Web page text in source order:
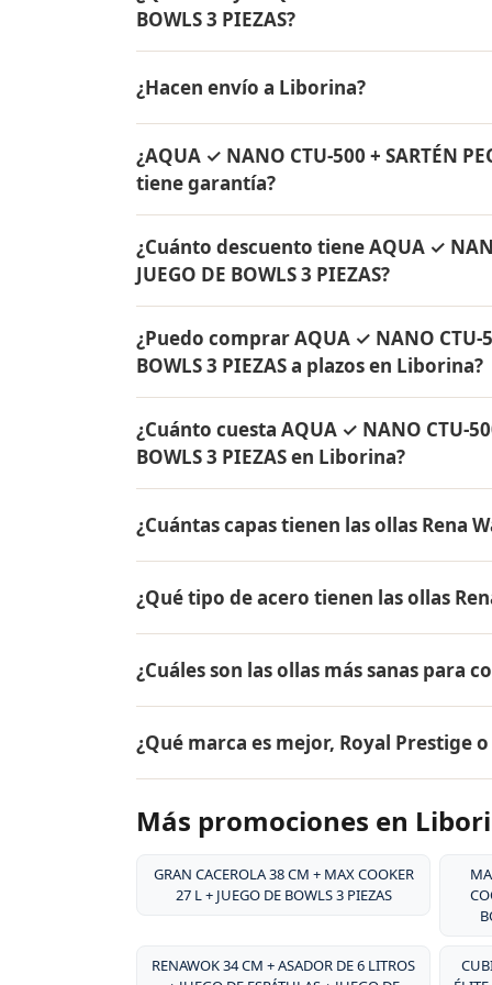
BOWLS 3 PIEZAS?
de agua Rena Ware + Bowls Rena Ware +
originales Rena Ware con garantía de por
¿Hacen envío a Liborina?
BOWLS 3 PIEZAS a Liborina, Antioquia y
¿AQUA ✓ NANO CTU-500 + SARTÉN
tiene garantía?
JUEGO DE BOWLS 3 PIEZAS tienen
originales Rena Ware fabricados en acero
¿Cuánto descuento tiene AQUA ✓
JUEGO DE BOWLS 3 PIEZAS?
de descuento. Contáctame por
Colombia.
¿Puedo comprar AQUA ✓ NANO CTU-
BOWLS 3 PIEZAS a plazos en Liborina?
PIEZAS con solo el 10% de inicial y pagar
todo Colombia.
¿Cuánto cuesta AQUA ✓ NANO CTU-
BOWLS 3 PIEZAS en Liborina?
el mismo en todo Colombia. Contáctame
Liborina.
¿Cuántas capas tienen las ollas Rena
18/10, dos capas de aleación de aluminio
aluminio puro. Este diseño permite
alimentos.
¿Qué tipo de acero tienen las ollas
tipo de acero es resistente a la corrosión,
y es extremadamente duradero. Por eso
¿Cuáles son las ollas más sanas para
liberan sustancias tóxicas, no reaccionan
grasa, conservando hasta el 98% de los
¿Qué marca es mejor, Royal Prestige o
desde 1941, su acero inoxidable
patentado, y su garantía de por vida.
la durabilidad excepcional de sus
Más promociones en
GRAN CACEROLA 38 CM + MAX COOKER
27 L + JUEGO DE BOWLS 3 PIEZAS
RENAWOK 34 CM + ASADOR DE 6 LITROS